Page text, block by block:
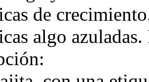
de
algo